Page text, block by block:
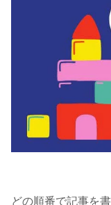
どの順番で記事を